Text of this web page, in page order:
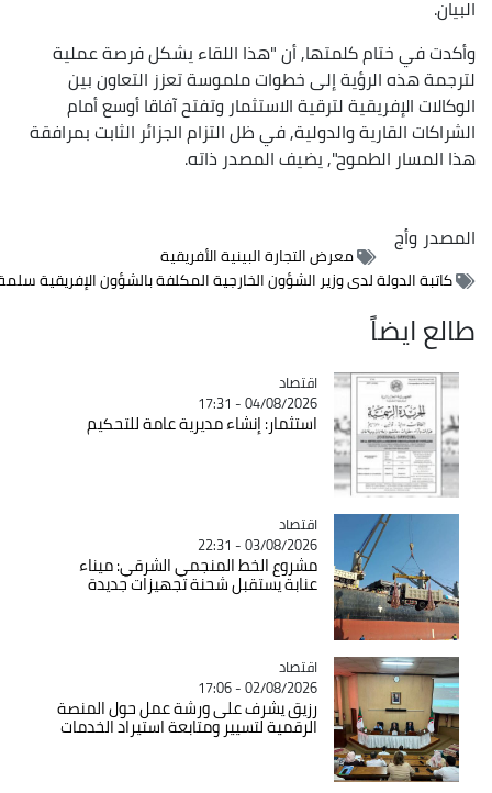
كلمتها, أن "هذا اللقاء يشكل فرصة عملية
إلى خطوات ملموسة تعزز التعاون بين
لترقية الاستثمار وتفتح آفاقا أوسع أمام
والدولية, في ظل التزام الجزائر الثابت بمرافقة
يضيف المصدر ذاته.
معرض التجارة البينية الأفريقية
لدى وزير الشؤون الخارجية المكلفة بالشؤون الإفريقية سلمة بختة منصوري
Catégorie
اقتصاد
04/08/2026 - 17:31
استثمار: إنشاء مديرية عامة للتحكيم
Catégorie
اقتصاد
03/08/2026 - 22:31
مشروع الخط المنجمي الشرقي: ميناء
عنابة يستقبل شحنة تجهيزات جديدة
Catégorie
اقتصاد
02/08/2026 - 17:06
رزيق يشرف على ورشة عمل حول المنصة
الرقمية لتسيير ومتابعة استيراد الخدمات